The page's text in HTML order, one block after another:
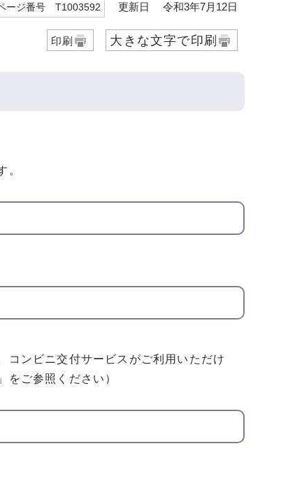
ージ番号 T1003592 更新日 令和3年7月12日
印刷 大きな文字で印刷
。
コンビニ交付サービスがご利用いただけ
をご参照ください）